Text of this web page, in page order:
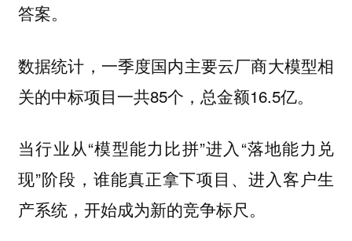
答案。
数据统计，一季度国内主要云厂商大模型相
关的中标项目一共85个，总金额16.5亿。
当行业从“模型能力比拼”进入“落地能力兑
现”阶段，谁能真正拿下项目、进入客户生
产系统，开始成为新的竞争标尺。